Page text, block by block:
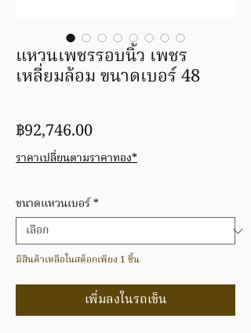
แหวนเพชรรอบนิ้ว เพชร
เหลี่ยมล้อม ขนาดเบอร์ 48
฿92,746.00ราคา
ราคาเปลี่ยนตามราคาทอง*
ขนาดแหวนเบอร์*
มีสินค้าเหลือในสต็อกเพียง 1 ชิ้น
เพิ่มลงในรถเข็น